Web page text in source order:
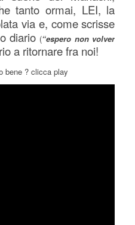
tanto ormai, LEI, la
via e, come scrisse
diario (“espero non volver
a ritornare fra noi!
bene ? clicca play